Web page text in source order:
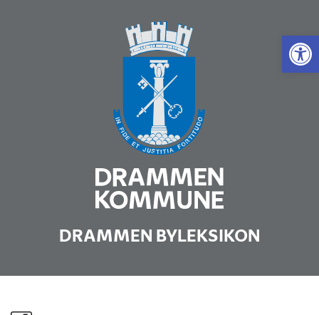
Vis
DRAMMEN BYLEKSIKON